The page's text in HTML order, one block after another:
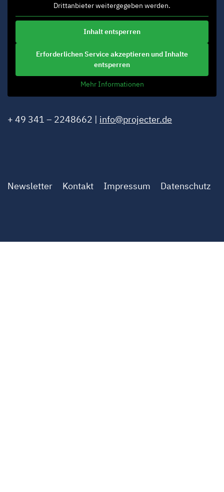
Drittanbieter weitergegeben werden.
Inhalt entsperren
Erforderlichen Service akzeptieren und Inhalte
entsperren
Mehr Informationen
+ 49 341 – 2248662 | info@projecter.de
Newsletter Kontakt Impressum Datenschutz